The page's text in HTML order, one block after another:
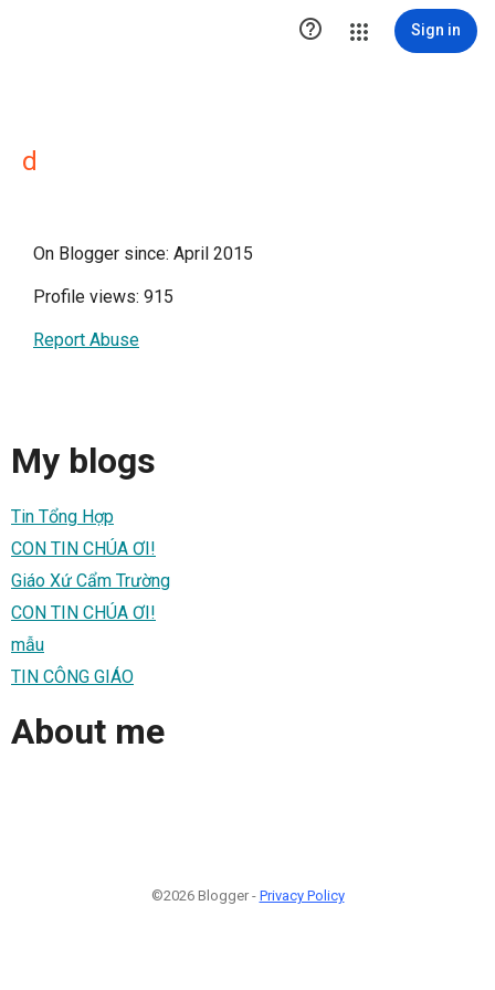
 Sign in
d
On Blogger since: April 2015
Profile views: 915
Report Abuse
My blogs
Tin Tổng Hợp
CON TIN CHÚA ƠI!
Giáo Xứ Cẩm Trường
CON TIN CHÚA ƠI!
mẫu
TIN CÔNG GIÁO
About me
©2026 Blogger - Privacy Policy